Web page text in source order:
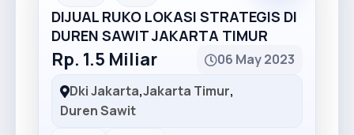
DIJUAL RUKO LOKASI STRATEGIS DI
DUREN SAWIT JAKARTA TIMUR
Rp. 1.5 Miliar
06 May 2023
Dki Jakarta,Jakarta Timur,
Duren Sawit